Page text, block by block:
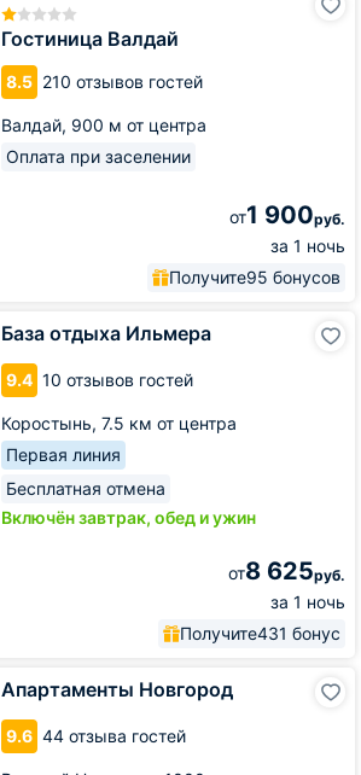
Гостиница Валдай
8.5 210 отзывов гостей
Валдай, 900 м от центра
Оплата при заселении
от1 900руб.
за 1 ночь
Получите95 бонусов
База отдыха Ильмера
9.4 10 отзывов гостей
Коростынь, 7.5 км от центра
Первая линия
Бесплатная отмена
Включён завтрак, обед и ужин
от8 625руб.
за 1 ночь
Получите431 бонус
Апартаменты Новгород
9.6 44 отзыва гостей